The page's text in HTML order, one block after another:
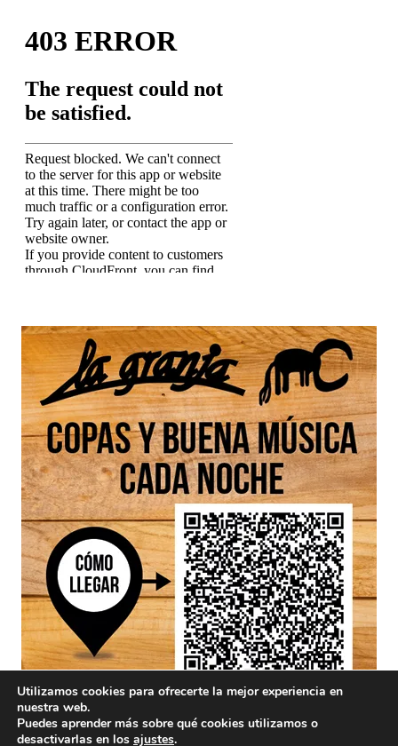
Utilizamos cookies para ofrecerte la mejor experiencia en
nuestra web.
Puedes aprender más sobre qué cookies utilizamos o
desactivarlas en los ajustes.